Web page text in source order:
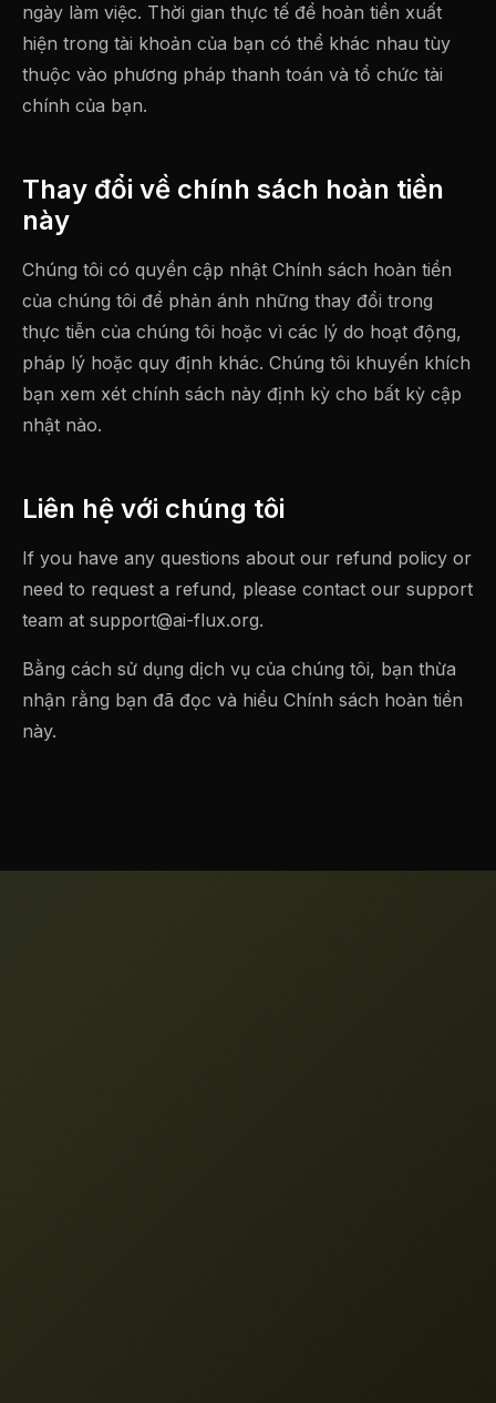
ngày làm việc. Thời gian thực tế để hoàn tiền xuất
hiện trong tài khoản của bạn có thể khác nhau tùy
thuộc vào phương pháp thanh toán và tổ chức tài
chính của bạn.
Thay đổi về chính sách hoàn tiền
này
Chúng tôi có quyền cập nhật Chính sách hoàn tiền
của chúng tôi để phản ánh những thay đổi trong
thực tiễn của chúng tôi hoặc vì các lý do hoạt động,
pháp lý hoặc quy định khác. Chúng tôi khuyến khích
bạn xem xét chính sách này định kỳ cho bất kỳ cập
nhật nào.
Liên hệ với chúng tôi
If you have any questions about our refund policy or
need to request a refund, please contact our support
team at support@ai-flux.org.
Bằng cách sử dụng dịch vụ của chúng tôi, bạn thừa
nhận rằng bạn đã đọc và hiểu Chính sách hoàn tiền
này.